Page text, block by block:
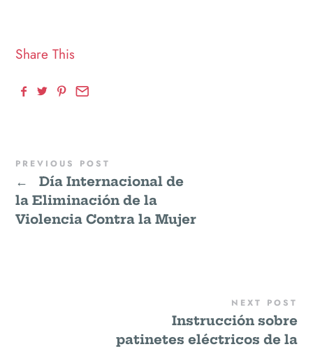
Share This
PREVIOUS POST
←
Día Internacional de
la Eliminación de la
Violencia Contra la Mujer
NEXT POST
Instrucción sobre
patinetes eléctricos de la